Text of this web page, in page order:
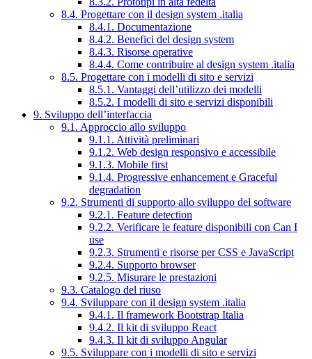
8.4. Progettare con il design system .italia
8.4.1. Documentazione
8.4.2. Benefici del design system
8.4.3. Risorse operative
8.4.4. Come contribuire al design system .italia
8.5. Progettare con i modelli di sito e servizi
8.5.1. Vantaggi dell’utilizzo dei modelli
8.5.2. I modelli di sito e servizi disponibili
9. Sviluppo dell’interfaccia
9.1. Approccio allo sviluppo
9.1.1. Attività preliminari
9.1.2. Web design responsivo e accessibile
9.1.3. Mobile first
9.1.4. Progressive enhancement e Graceful
degradation
9.2. Strumenti di supporto allo sviluppo del software
9.2.1. Feature detection
9.2.2. Verificare le feature disponibili con Can I
use
9.2.3. Strumenti e risorse per CSS e JavaScript
9.2.4. Supporto browser
9.2.5. Misurare le prestazioni
9.3. Catalogo del riuso
9.4. Sviluppare con il design system .italia
9.4.1. Il framework Bootstrap Italia
9.4.2. Il kit di sviluppo React
9.4.3. Il kit di sviluppo Angular
9.5. Sviluppare con i modelli di sito e servizi